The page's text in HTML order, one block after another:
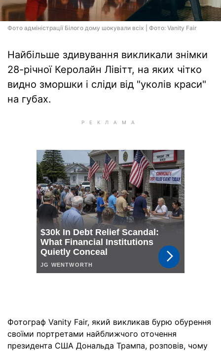
Фото адміністрації Білого дому шокували всіх | Фото: Vanity Fair
Найбільше здивування викликали знімки
28-річної Керолайн Лівітт, на яких чітко
видно зморшки і сліди від "уколів краси"
на губах.
Фотограф Vanity Fair, який викликав бурю обурення
своїми портретами найближчого оточення
президента США Дональда Трампа, розповів, чому